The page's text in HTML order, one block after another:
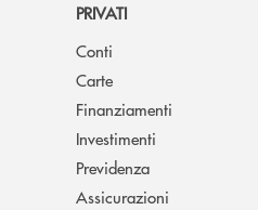
PRIVATI
Conti
Carte
Finanziamenti
Investimenti
Previdenza
Assicurazioni